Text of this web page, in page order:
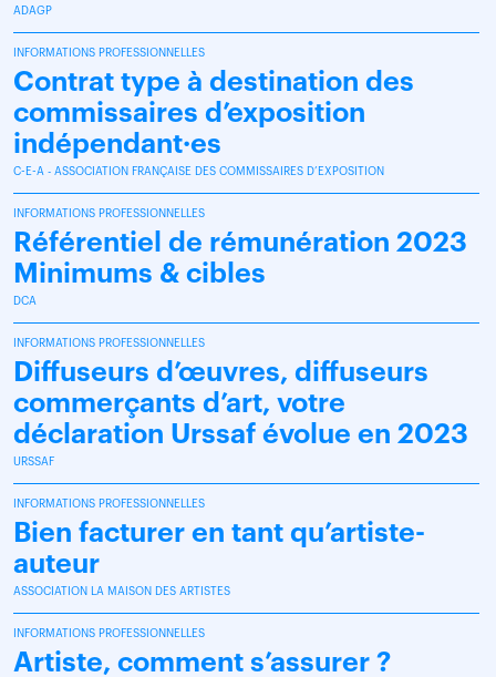
ADAGP
INFORMATIONS PROFESSIONNELLES
Contrat type à destination des
commissaires d’exposition
indépendant·es
C-E-A - ASSOCIATION FRANÇAISE DES COMMISSAIRES D’EXPOSITION
INFORMATIONS PROFESSIONNELLES
Référentiel de rémunération 2023
Minimums & cibles
DCA
INFORMATIONS PROFESSIONNELLES
Diffuseurs d’œuvres, diffuseurs
commerçants d’art, votre
déclaration Urssaf évolue en 2023
URSSAF
INFORMATIONS PROFESSIONNELLES
Bien facturer en tant qu’artiste-
auteur
ASSOCIATION LA MAISON DES ARTISTES
INFORMATIONS PROFESSIONNELLES
Artiste, comment s’assurer ?